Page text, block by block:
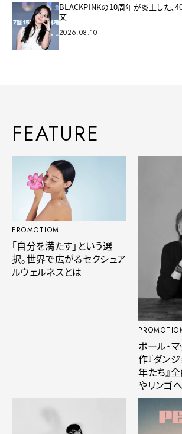
BLACKPINKの10周年が炎上した、
文
2026.08.10
FEATURE
PROMOTIOM
「自分を満たす」という選
択。世界で広がるセクシュア
ルウェルネスとは
ポール・
作『ダン
年たち』
やリンゴ